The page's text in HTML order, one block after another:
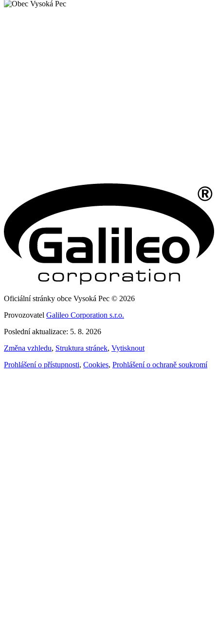
Oficiální stránky obce Vysoká Pec © 2026
Provozovatel Galileo Corporation s.r.o.
Poslední aktualizace: 5. 8. 2026
Změna vzhledu, Struktura stránek, Vytisknout
Prohlášení o přístupnosti, Cookies, Prohlášení o ochraně soukromí